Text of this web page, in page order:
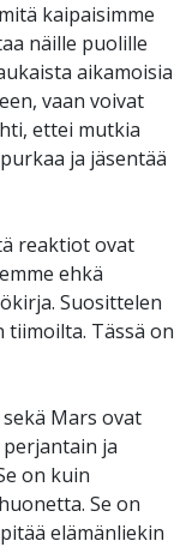
kaipaisimme
näille puolille
aikamoisia
vaan voivat
ettei mutkia
ja jäsentää
reaktiot ovat
ehkä
Suosittelen
Tässä on
Mars ovat
ja
on kuin
Se on
elämänliekin